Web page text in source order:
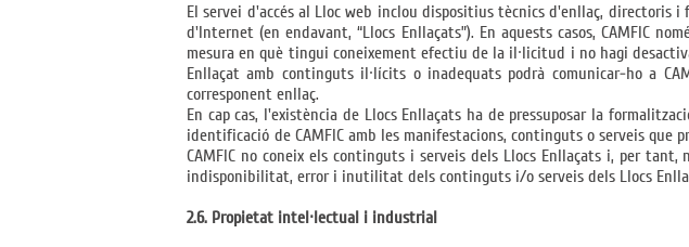
El servei d'accés al Lloc web inclou dispositius tècnics d'enllaç,
d'Internet (en endavant, “Llocs Enllaçats”). En aquests casos, CAMFIC
mesura en què tingui coneixement efectiu de la il·licitud i no hagi
Enllaçat amb continguts il·lícits o inadequats podrà comunicar-ho a
corresponent enllaç.
En cap cas, l'existència de Llocs Enllaçats ha de pressuposar la
identificació de CAMFIC amb les manifestacions, continguts o serveis que
CAMFIC no coneix els continguts i serveis dels Llocs Enllaçats i, per
indisponibilitat, error i inutilitat dels continguts i/o serveis dels Llocs
2.6. Propietat intel·lectual i industrial